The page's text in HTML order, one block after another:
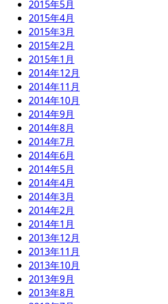
2015年5月
2015年4月
2015年3月
2015年2月
2015年1月
2014年12月
2014年11月
2014年10月
2014年9月
2014年8月
2014年7月
2014年6月
2014年5月
2014年4月
2014年3月
2014年2月
2014年1月
2013年12月
2013年11月
2013年10月
2013年9月
2013年8月